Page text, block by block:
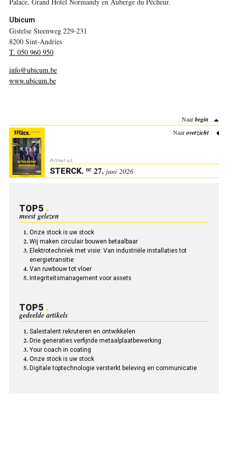
Ubicum
Gistelse Steenweg 229-231
8200 Sint-Andries
T. 050 960 950
info@ubicum.be
www.ubicum.be
Naarbegin
Naaroverzicht
Artikel uit:
STERCK. nr27. juni 2026
TOP5
meest gelezen
Onze stock is uw stock
Wij maken circulair bouwen betaalbaar
Elektrotechniek met visie: Van industriële installaties tot
energietransitie
Van ruwbouw tot vloer
Integriteitsmanagement voor assets
TOP5
gedeelde artikels
Salestalent rekruteren en ontwikkelen
Drie generaties verfijnde metaalplaatbewerking
Your coach in coating
Onze stock is uw stock
Digitale toptechnologie versterkt beleving en communicatie